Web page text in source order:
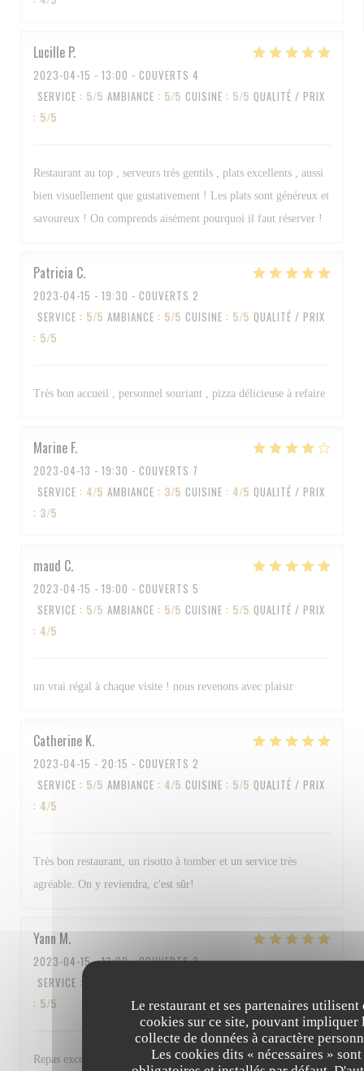
Le restaurant et ses partenaires utilisent
cookies sur ce site, pouvant impliquer
collecte de données à caractère
Les cookies dits « nécessaires » sont
Lucille P
2023-04-15 - 13:00 - COUVERTS 4
SERVICE : 5/5 AMBIANCE : 5/5 CUISINE : 5/5 QUALITÉ / PRIX
: 5/5
Restaurant au top , serveurs très gentils , plats excellents , aussi
bien visuellement que gustativement ! Les plats sont généreux et
savoureux ! On comprends aisément pourquoi il faut réserver !
Patricia C
2023-04-15 - 19:30 - COUVERTS 2
SERVICE : 5/5 AMBIANCE : 5/5 CUISINE : 5/5 QUALITÉ / PRIX
: 5/5
Très bon accueil , personnel souriant , pizza délicieuse à refaire
Marine F
2023-04-13 - 19:30 - COUVERTS 7
SERVICE : 4/5 AMBIANCE : 3/5 CUISINE : 4/5 QUALITÉ / PRIX
: 3/5
maud C
2023-04-15 - 19:00 - COUVERTS 5
SERVICE : 5/5 AMBIANCE : 5/5 CUISINE : 5/5 QUALITÉ / PRIX
: 4/5
un vrai régal à chaque visite ! nous revenons avec plaisir
Catherine K
2023-04-15 - 20:15 - COUVERTS 2
SERVICE : 5/5 AMBIANCE : 4/5 CUISINE : 5/5 QUALITÉ / PRIX
: 4/5
Très bon restaurant, un risotto à tomber et un service très
agréable. On y reviendra, c'est sûr!
Yann M
2023-04-15- 13:00 - COUVERTS 3
SERVICE :
: 5/5
Repas excellent et personnel au top Bravo à tous